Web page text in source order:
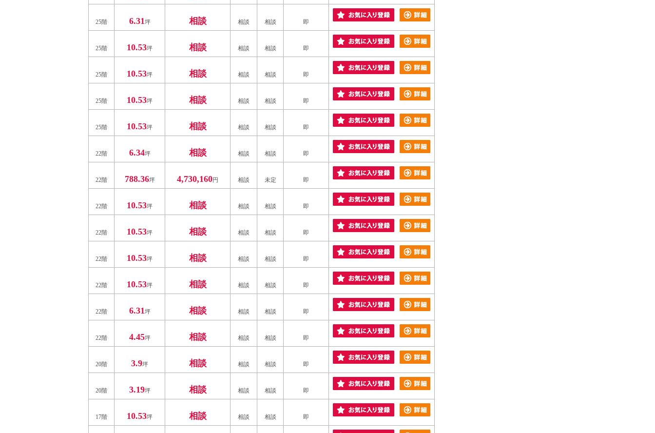
25階 6.31坪 相談 相談 相談 即
25階 10.53坪 相談 相談 相談 即
25階 10.53坪 相談 相談 相談 即
25階 10.53坪 相談 相談 相談 即
25階 10.53坪 相談 相談 相談 即
22階 6.34坪 相談 相談 相談 即
22階 788.36坪 4,730,160円 相談 未定 即
22階 10.53坪 相談 相談 相談 即
22階 10.53坪 相談 相談 相談 即
22階 10.53坪 相談 相談 相談 即
22階 10.53坪 相談 相談 相談 即
22階 6.31坪 相談 相談 相談 即
22階 4.45坪 相談 相談 相談 即
20階 3.9坪 相談 相談 相談 即
20階 3.19坪 相談 相談 相談 即
17階 10.53坪 相談 相談 相談 即